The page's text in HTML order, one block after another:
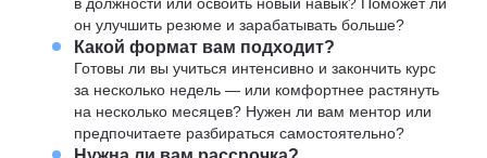
он улучшить резюме и зарабатывать больше?
Какой формат вам подходит?
Готовы ли вы учиться интенсивно и закончить курс
за несколько недель — или комфортнее растянуть
на несколько месяцев? Нужен ли вам ментор или
предпочитаете разбираться самостоятельно?